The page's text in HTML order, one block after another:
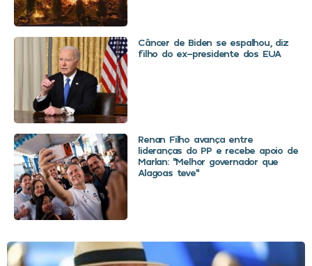
Câncer de Biden se espalhou, diz
filho do ex-presidente dos EUA
Renan Filho avança entre
lideranças do PP e recebe apoio de
Marlan: “Melhor governador que
Alagoas teve”